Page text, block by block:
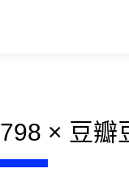
798 × 豆瓣